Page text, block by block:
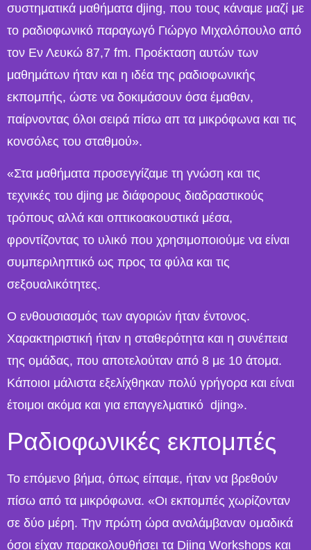
συστηματικά μαθήματα djing, που τους κάναμε μαζί με
το ραδιοφωνικό παραγωγό Γιώργο Μιχαλόπουλο από
τον Εν Λευκώ 87,7 fm. Προέκταση αυτών των
μαθημάτων ήταν και η ιδέα της ραδιοφωνικής
εκπομπής, ώστε να δοκιμάσουν όσα έμαθαν,
παίρνοντας όλοι σειρά πίσω απ τα μικρόφωνα και τις
κονσόλες του σταθμού».
«Στα μαθήματα προσεγγίζαμε τη γνώση και τις
τεχνικές του djing με διάφορους διαδραστικούς
τρόπους αλλά και οπτικοακουστικά μέσα,
φροντίζοντας το υλικό που χρησιμοποιούμε να είναι
συμπεριληπτικό ως προς τα φύλα και τις
σεξουαλικότητες.
Ο ενθουσιασμός των αγοριών ήταν έντονος.
Χαρακτηριστική ήταν η σταθερότητα και η συνέπεια
της ομάδας, που αποτελούταν από 8 με 10 άτομα.
Κάποιοι μάλιστα εξελίχθηκαν πολύ γρήγορα και είναι
έτοιμοι ακόμα και για επαγγελματικό djing».
Ραδιοφωνικές εκπομπές
Το επόμενο βήμα, όπως είπαμε, ήταν να βρεθούν
πίσω από τα μικρόφωνα. «Οι εκπομπές χωρίζονταν
σε δύο μέρη. Την πρώτη ώρα αναλάμβαναν ομαδικά
όσοι είχαν παρακολουθήσει τα Djing Workshops και